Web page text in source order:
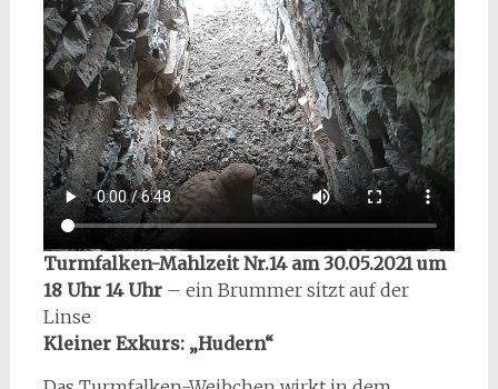
Turmfalken-Mahlzeit Nr.14 am 30.05.2021 um
18 Uhr 14 Uhr– ein Brummer sitzt auf der
Linse
Kleiner Exkurs: „Hudern“